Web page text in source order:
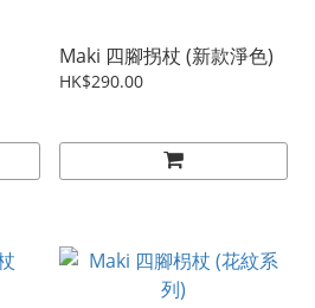
Maki 四腳拐杖 (新款淨色)
HK$290.00